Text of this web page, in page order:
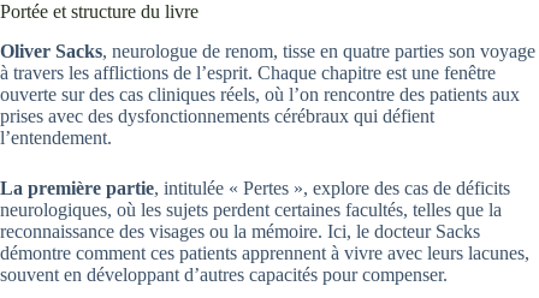
Portée et structure du livre
Oliver Sacks, neurologue de renom, tisse en quatre parties son voyage
à travers les afflictions de l’esprit. Chaque chapitre est une fenêtre
ouverte sur des cas cliniques réels, où l’on rencontre des patients aux
prises avec des dysfonctionnements cérébraux qui défient
l’entendement.
La première partie, intitulée « Pertes », explore des cas de déficits
neurologiques, où les sujets perdent certaines facultés, telles que la
reconnaissance des visages ou la mémoire. Ici, le docteur Sacks
démontre comment ces patients apprennent à vivre avec leurs lacunes,
souvent en développant d’autres capacités pour compenser.